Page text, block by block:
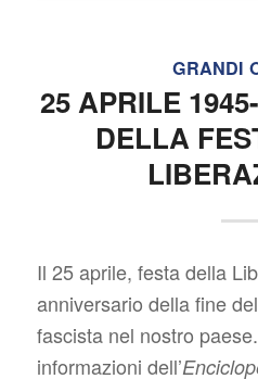
GRANDI
25 APRILE
DELLA
Il 25 aprile, festa della
anniversario della fine
fascista nel nostro
informazioni dell’